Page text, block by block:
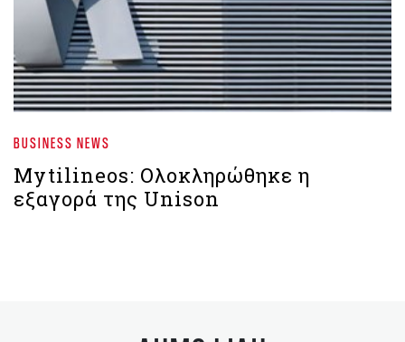
BUSINESS NEWS
Mytilineos: Ολοκληρώθηκε η
εξαγορά της Unison